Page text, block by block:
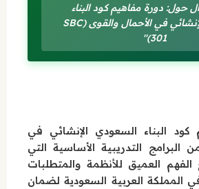
حول: دورة مفاهيم كود البناء
السعودي الإنشائي في الأحمال والقوى (SBC
301)"
كود البناء السعودي الإنشائي في
البرامج التدريبية الأساسية التي
العميق للأنظمة والمتطلبات
المملكة العربية السعودية لضمان